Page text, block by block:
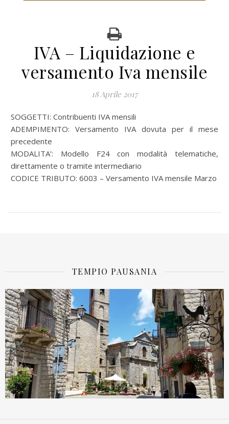
IVA – Liquidazione e
versamento Iva mensile
18 Aprile 2017
SOGGETTI: Contribuenti IVA mensili
ADEMPIMENTO: Versamento IVA dovuta per il mese
precedente
MODALITA’: Modello F24 con modalità telematiche,
direttamente o tramite intermediario
CODICE TRIBUTO: 6003 – Versamento IVA mensile Marzo
TEMPIO PAUSANIA